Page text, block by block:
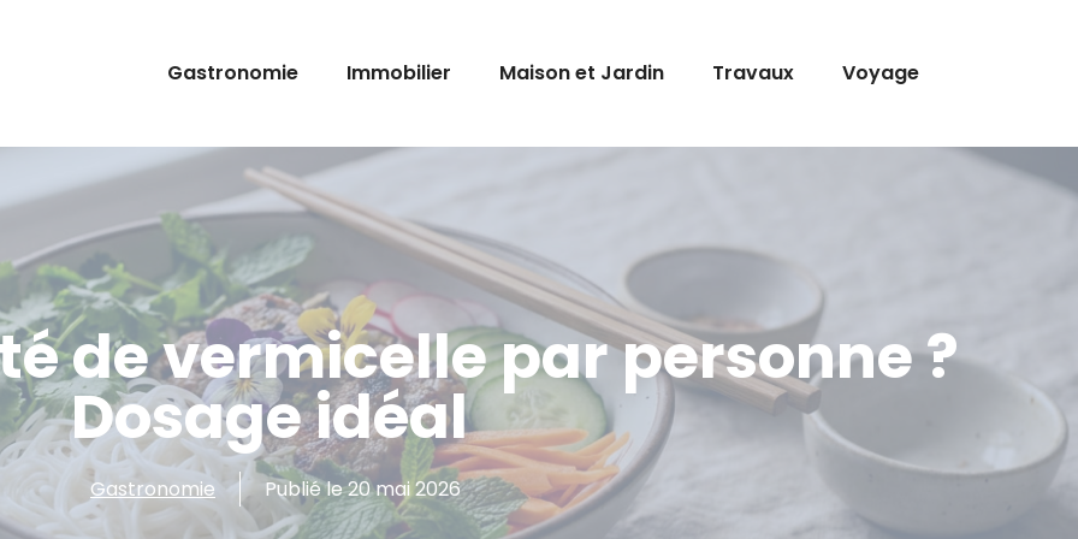
Gastronomie Immobilier Maison et Jardin Travaux Voyage
de vermicelle par personne ?
Dosage idéal
Gastronomie Publié le20 mai 2026